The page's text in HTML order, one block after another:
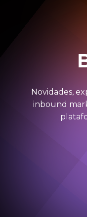
Novidades,
inbound